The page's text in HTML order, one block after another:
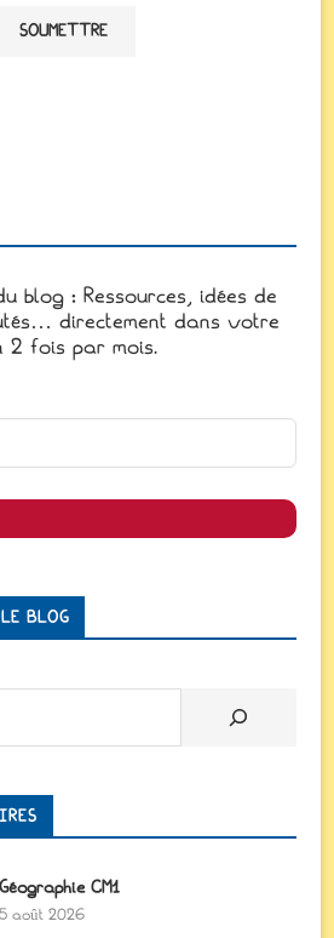
blog : Ressources, idées de
directement dans votre
2 fois par mois.
BLOG
Géographie CM1
5 août 2026